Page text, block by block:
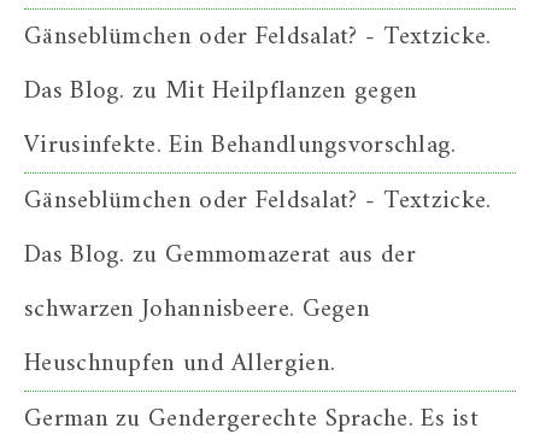
Gänseblümchen oder Feldsalat? - Textzicke.
Das Blog. zu Mit Heilpflanzen gegen
Virusinfekte. Ein Behandlungsvorschlag.
Gänseblümchen oder Feldsalat? - Textzicke.
Das Blog. zu Gemmomazerat aus der
schwarzen Johannisbeere. Gegen
Heuschnupfen und Allergien.
Germanzu Gendergerechte Sprache. Es ist